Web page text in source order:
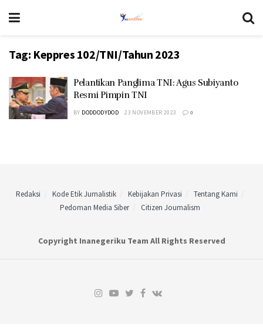
Tag: Keppres 102/TNI/Tahun 2023
Pelantikan Panglima TNI: Agus Subiyanto
Resmi Pimpin TNI
BY DODDODYDOD 23 NOVEMBER 2023 0
Redaksi Kode Etik Jurnalistik Kebijakan Privasi
Tentang Kami
Pedoman Media Siber
Citizen Journalism
Copyright Inanegeriku Team All Rights Reserved